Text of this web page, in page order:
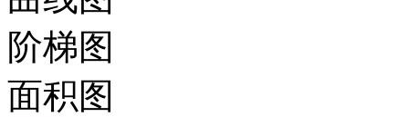
阶梯图
面积图